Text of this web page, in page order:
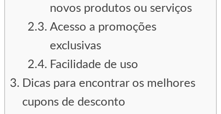
novos produtos ou serviços
Acesso a promoções
exclusivas
Facilidade de uso
Dicas para encontrar os melhores
cupons de desconto